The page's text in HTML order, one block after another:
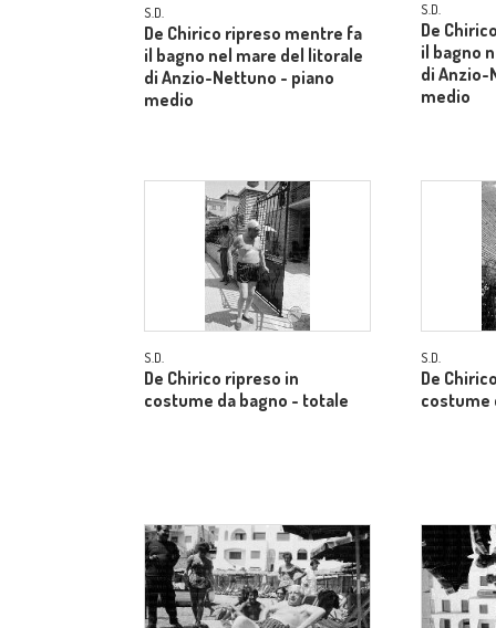
S.D.
De Chirico ripreso mentre fa
il bagno nel mare del litorale
di Anzio-Nettuno - piano
medio
S.D.
De
il bagno
di Anzio-
medio
S.D.
De Chirico ripreso in
costume da bagno - totale
S.D.
De
costume